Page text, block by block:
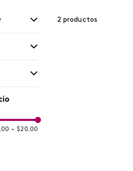
– $20,00
2 productos